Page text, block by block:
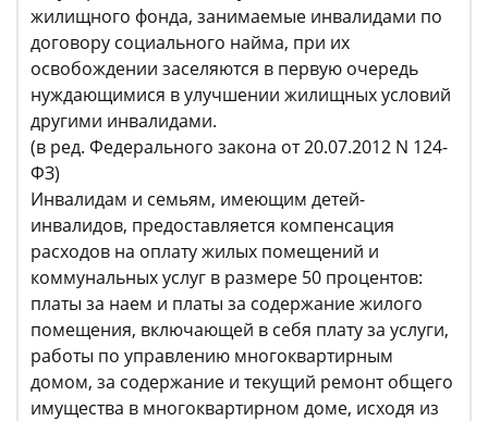
жилищного фонда, занимаемые инвалидами по
договору социального найма, при их
освобождении заселяются в первую очередь
нуждающимися в улучшении жилищных условий
другими инвалидами.
(в ред. Федерального закона от 20.07.2012 N 124-
ФЗ)
Инвалидам и семьям, имеющим детей-
инвалидов, предоставляется компенсация
расходов на оплату жилых помещений и
коммунальных услуг в размере 50 процентов:
платы за наем и платы за содержание жилого
помещения, включающей в себя плату за услуги,
работы по управлению многоквартирным
домом, за содержание и текущий ремонт общего
имущества в многоквартирном доме, исходя из